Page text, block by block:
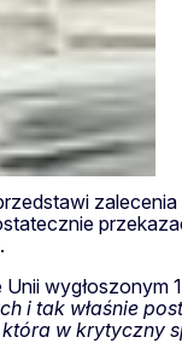
wygłoszonym
i tak właśnie
w krytyczny